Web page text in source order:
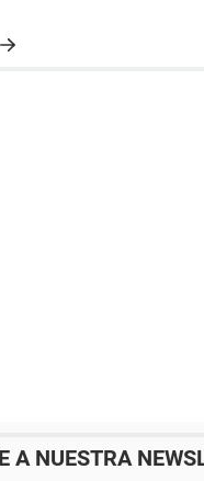
A NUESTRA